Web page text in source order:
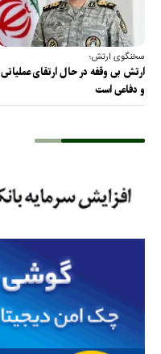
سخنگوی ارتش؛
ارتش بی وقفه در حال ارتقای عملیاتی
و دفاعی است